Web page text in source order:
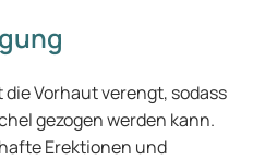
Vorhaut verengt, sodass
gezogen werden kann.
Erektionen und